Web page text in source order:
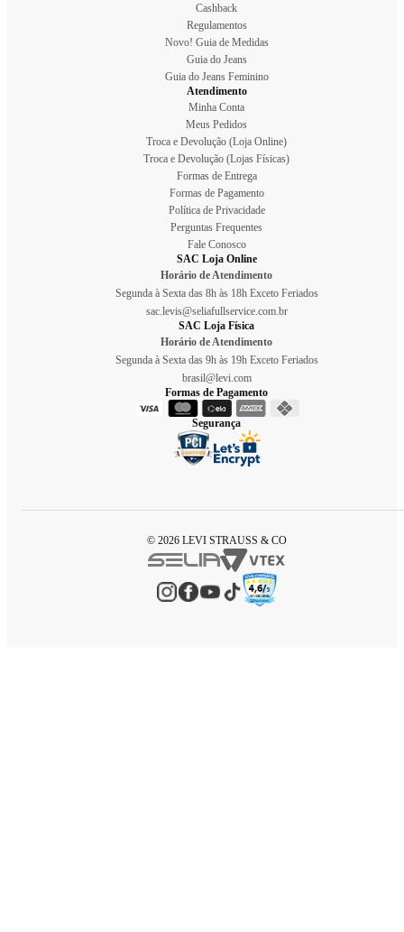
Cashback
Regulamentos
Novo! Guia de Medidas
Guia do Jeans
Guia do Jeans Feminino
Atendimento
Minha Conta
Meus Pedidos
Troca e Devolução (Loja Online)
Troca e Devolução (Lojas Físicas)
Formas de Entrega
Formas de Pagamento
Política de Privacidade
Perguntas Frequentes
Fale Conosco
SAC Loja Online
Horário de Atendimento
Segunda à Sexta das 8h às 18h Exceto Feriados
sac.levis@seliafullservice.com.br
SAC Loja Física
Horário de Atendimento
Segunda à Sexta das 9h às 19h Exceto Feriados
brasil@levi.com
Formas de Pagamento
Segurança
© 2026 LEVI STRAUSS & CO